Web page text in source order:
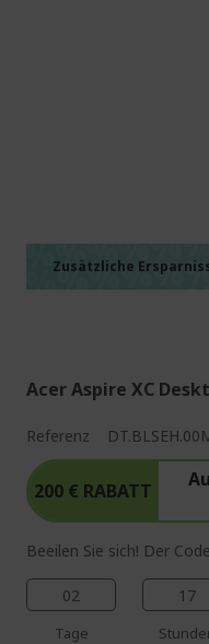
Zusätzliche
Acer Aspire XC
Referenz
200 € RABATT
Beeilen Sie sich! Der
02
Tage
17